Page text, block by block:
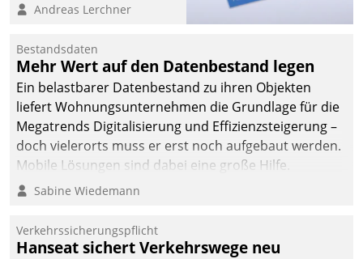
Cockpit für mobile
Datatrain. Die meravis
Wohnungsbau- und
Immobilien GmbH hat
sich dabei für den Betrieb
der Lösung über die SAP
Cloud Platform
entschieden - als erstes
Unternehmen am
Andreas Lerchner
Bestandsdaten
Mehr Wert auf den Datenbestand legen
Ein belastbarer Datenbestand zu ihren Objekten
liefert Wohnungsunternehmen die Grundlage für die
Megatrends Digitalisierung und Effizienzsteigerung –
doch vielerorts muss er erst noch aufgebaut werden.
Mobile Lösungen sind dabei eine große Hilfe.
Sabine Wiedemann
Verkehrssicherungspflicht
Hanseat sichert Verkehrswege neu